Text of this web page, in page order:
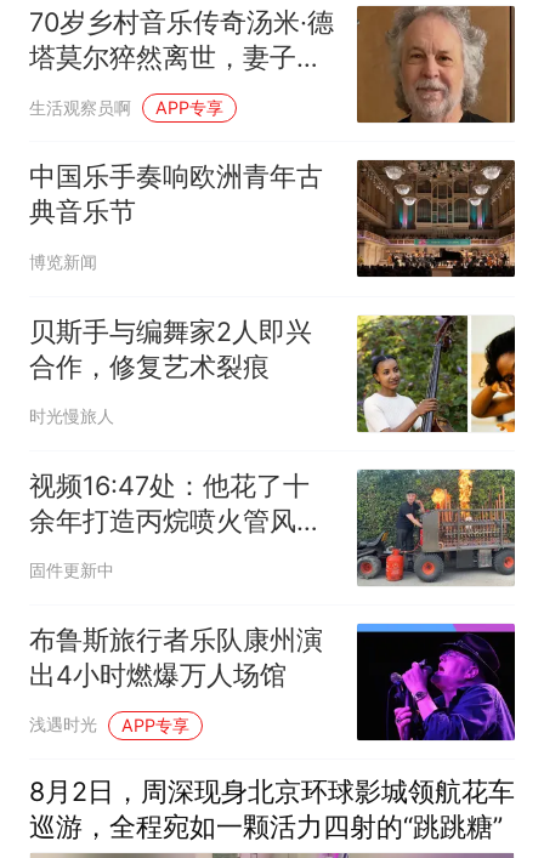
70岁乡村音乐传奇汤米·德
塔莫尔猝然离世，妻子悲
恸发文
生活观察员啊 APP专享
中国乐手奏响欧洲青年古
典音乐节
博览新闻
贝斯手与编舞家2人即兴
合作，修复艺术裂痕
时光慢旅人
视频16:47处：他花了十
余年打造丙烷喷火管风
琴，每个音符都伴随一团
固件更新中
布鲁斯旅行者乐队康州演
出4小时燃爆万人场馆
浅遇时光 APP专享
8月2日，周深现身北京环球影城领航花车
巡游，全程宛如一颗活力四射的“跳跳糖”